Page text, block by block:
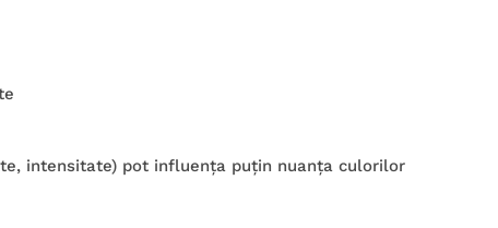
intensitate) pot influenţa puţin nuanţa culorilor